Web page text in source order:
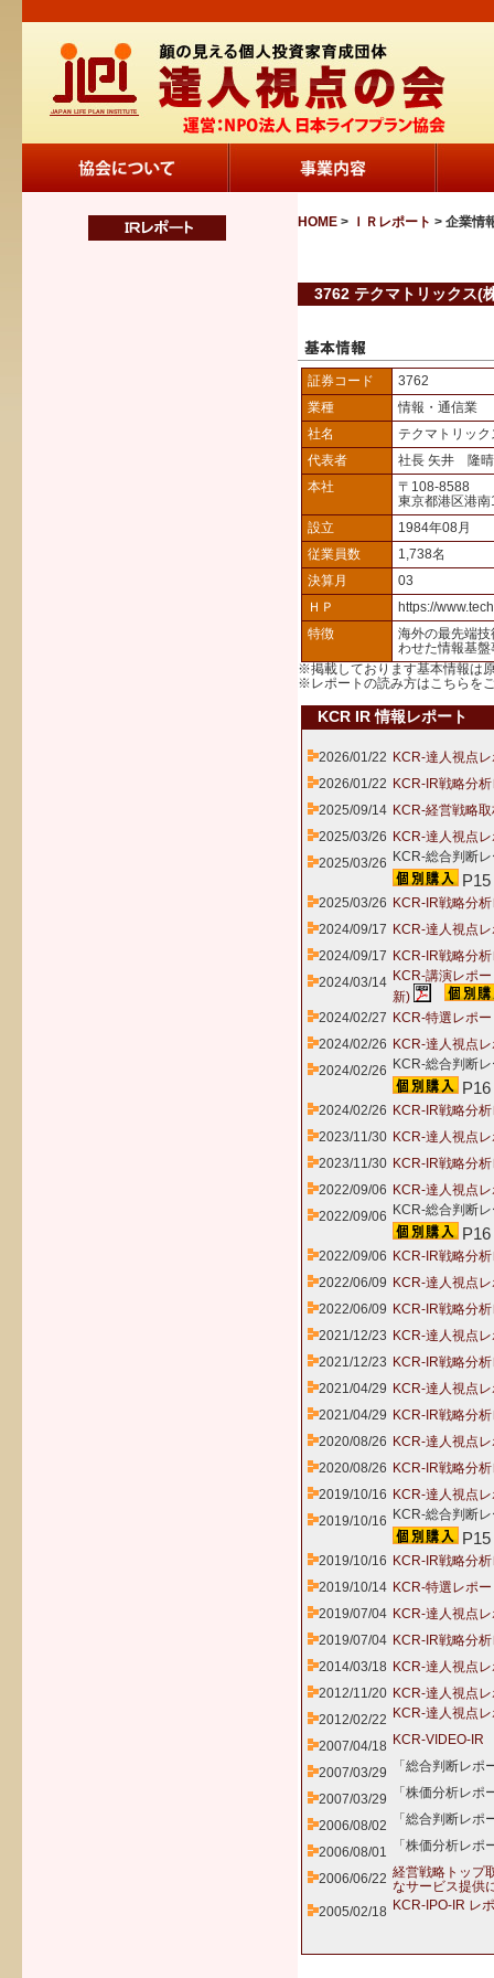
HOME > ＩＲレポート > 企業情
3762 テクマトリックス(
証券コード
3762
業種
情報・通信業
社名
テクマトリッ
代表者
社長 矢井 隆晴
本社
〒108-8588
東京都港区港
設立
1984年08月
従業員数
1,738名
決算月
03
ＨＰ
https://
特徴
海外の最先端
わせた情報基
※掲載しております基本情報は
※レポートの読み方はこちら を
KCR IR 情報レポート
2026/01/22 KCR-達人視点
2026/01/22 KCR-IR戦略分
2025/09/14 KCR-経営戦略
2025/03/26 KCR-達人視点
2025/03/26 KCR-総合判断
2025/03/26 KCR-IR戦略分
2024/09/17 KCR-達人視点
2024/09/17 KCR-IR戦略分
2024/03/14 KCR-講演レポ
新)
2024/02/27 KCR-特選レポ
2024/02/26 KCR-達人視点
2024/02/26 KCR-総合判断
2024/02/26 KCR-IR戦略分
2023/11/30 KCR-達人視点
2023/11/30 KCR-IR戦略分
2022/09/06 KCR-達人視点
2022/09/06 KCR-総合判断
2022/09/06 KCR-IR戦略分
2022/06/09 KCR-達人視点
2022/06/09 KCR-IR戦略分
2021/12/23 KCR-達人視点
2021/12/23 KCR-IR戦略分
2021/04/29 KCR-達人視点
2021/04/29 KCR-IR戦略分
2020/08/26 KCR-達人視点
2020/08/26 KCR-IR戦略分
2019/10/16 KCR-達人視点
2019/10/16 KCR-総合判断
2019/10/16 KCR-IR戦略分
2019/10/14 KCR-特選レポ
2019/07/04 KCR-達人視点
2019/07/04 KCR-IR戦略分
2014/03/18 KCR-達人視点
2012/11/20 KCR-達人視点
2012/02/22 KCR-達人視点
2007/04/18 KCR-VIDEO-IR
2007/03/29 「総合判断レポ
2007/03/29 「株価分析レポ
2006/08/02 「総合判断レポ
2006/08/01 「株価分析レポ
2006/06/22 経営戦略トップ
なサービス提供
2005/02/18 KCR-IPO-IR レ